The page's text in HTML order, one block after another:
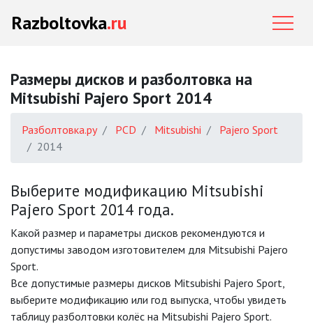
Razboltovka.ru
Размеры дисков и разболтовка на
Mitsubishi Pajero Sport 2014
Разболтовка.ру PCD Mitsubishi
Pajero Sport
2014
Выберите модификацию Mitsubishi
Pajero Sport 2014 года.
Какой размер и параметры дисков рекомендуются и
допустимы заводом изготовителем для Mitsubishi Pajero
Sport.
Все допустимые размеры дисков Mitsubishi Pajero Sport,
выберите модификацию или год выпуска, чтобы увидеть
таблицу разболтовки колёс на Mitsubishi Pajero Sport.